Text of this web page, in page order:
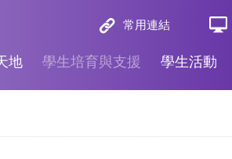
常用連結
地 學生培育與支援 學生活動